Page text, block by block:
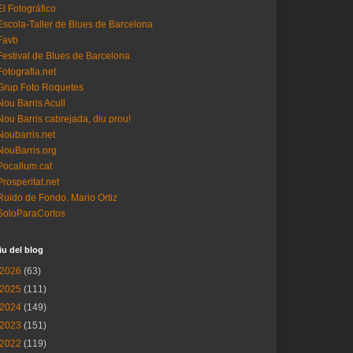
Fotográfico
Taller de Blues de Barcelona
de Blues de Barcelona
Foto Roquetes
Barris Acull
Barris cabrejada, diu prou!
de Fondo. Mario Ortiz
del blog
2026 (63)
2025 (111)
2024 (149)
2023 (151)
2022 (119)